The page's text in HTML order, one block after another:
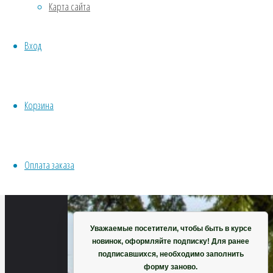
Карта сайта
Вход
Корзина
Оплата заказа
Хвойники
ИНСТРУМЕНТЫ, ОБОРУДОВАНИЕ
Уважаемые посетители, чтобы быть в курсе
новинок, оформляйте подписку! Для ранее
подписавшихся, необходимо заполнить
форму заново.